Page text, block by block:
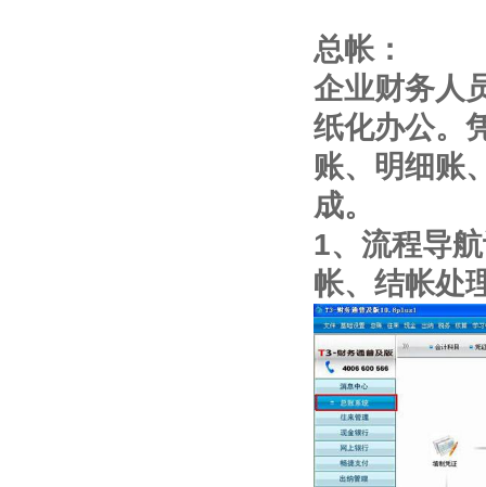
总帐：
企业财务人
纸化办公。
账、明细账
成。
1、流程导
帐、结帐处